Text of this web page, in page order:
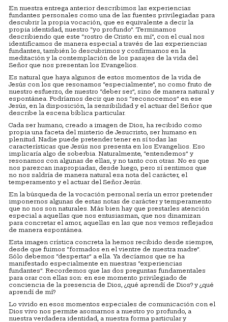
En nuestra entrega anterior describimos las experiencias
fundantes personales como una de las fuentes privilegiadas para
descubrir la propia vocación, que es equivalente a decir la
propia identidad, nuestro “yo profundo”. Terminamos
describiendo que este “rostro de Cristo en mí”, con el cual nos
identificamos de manera especial a través de las experiencias
fundantes, también lo descubrimos y confirmamos en la
meditación y la contemplación de los pasajes de la vida del
Señor que nos presentan los Evangelios.
Es natural que haya algunos de estos momentos de la vida de
Jesús con los que resonamos “especialmente”, no como fruto de
nuestro esfuerzo, de nuestro “deber ser”, sino de manera natural y
espontánea. Podríamos decir que nos “reconocemos” en ese
Jesús, en la disposición, la sensibilidad y el actuar del Señor que
describe la escena bíblica particular.
Cada ser humano, creado a imagen de Dios, ha recibido como
propia una faceta del misterio de Jesucristo, ser humano en
plenitud. Nadie puede pretender tener en sí todas las
características que Jesús nos presenta en los Evangelios. Eso
implicaría algo de soberbia. Naturalmente, “entendemos” y
resonamos con algunas de ellas, y no tanto con otras. No es que
nos parezcan inapropiadas, desde luego, pero sí sentimos que
no nos saldría de manera natural esa nota del carácter, el
temperamento y el actuar del Señor Jesús.
En la búsqueda de la vocación personal sería un error pretender
imponernos algunas de estas notas de carácter y temperamento
que no nos son naturales. Más bien hay que prestarles atención
especial a aquellas que nos entusiasman, que nos dinamizan
para concretar el amor, aquellas en las que nos vemos reflejados
de manera espontánea.
Esta imagen crística concreta la hemos recibido desde siempre,
desde que fuimos “formados en el vientre de nuestra madre”.
Sólo debemos “despertar” a ella. Ya decíamos que se ha
manifestado especialmente en nuestras “experiencias
fundantes”. Recordemos que las dos preguntas fundamentales
para orar con ellas son: en ese momento privilegiado de
conciencia de la presencia de Dios, ¿qué aprendí de Dios? y ¿qué
aprendí de mí?
Lo vivido en esos momentos especiales de comunicación con el
Dios vivo nos permite asomarnos a nuestro yo profundo, a
nuestra verdadera identidad, a nuestra forma particular y